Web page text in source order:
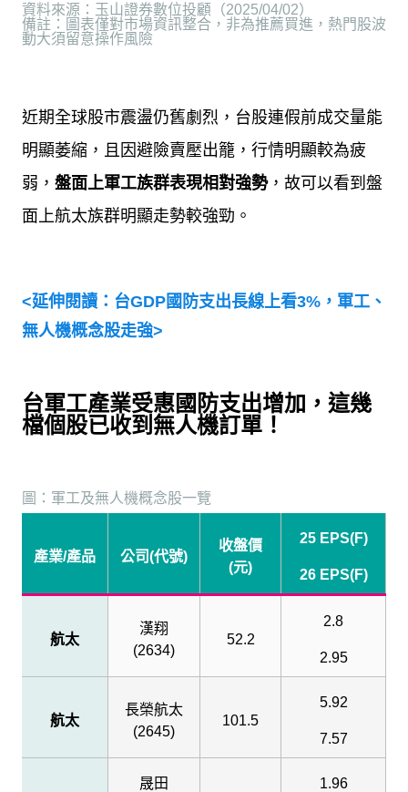
資料來源：玉山證券數位投顧（2025/04/02）
備註：圖表僅對市場資訊整合，非為推薦買進，熱門股波
動大須留意操作風險
近期全球股市震盪仍舊劇烈，台股連假前成交量能
明顯萎縮，且因避險賣壓出籠，行情明顯較為疲
弱， 盤面上軍工族群表現相對強勢，故可以看到盤
面上航太族群明顯走勢較強勁。
<延伸閱讀：台GDP國防支出長線上看3% ，軍工、
無人機概念股走強>
台軍工產業受惠國防支出增加，這幾
檔個股已收到無人機訂單！
圖：軍工及無人機概念股一覽
產業/產品 公司(代號)
收盤價
(元)
25 EPS(F)
26 EPS(F)
航太
漢翔
(2634)
52.2
2.8
2.95
航太
長榮航太
(2645)
101.5
5.92
7.57
晟田 1.96